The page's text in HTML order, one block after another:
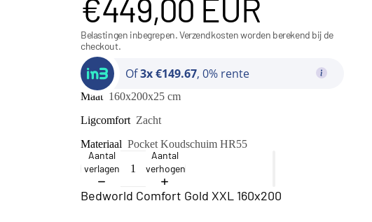
Business Class
€449,00 EUR
Belastingen inbegrepen. Verzendkosten worden berekend bij de
checkout.
Of3x €149.67, 0% rente
Maat 160x200x25 cm
Ligcomfort Zacht
Materiaal Pocket Koudschuim HR55
Aantal
verlagen
Aantal
verhogen
Bedworld Comfort Gold XXL 160x200